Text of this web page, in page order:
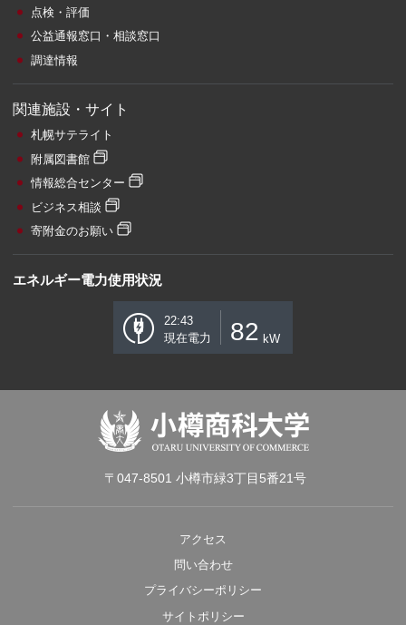
点検・評価
公益通報窓口・相談窓口
調達情報
関連施設・サイト
札幌サテライト
附属図書館
情報総合センター
ビジネス相談
寄附金のお願い
エネルギー電力使用状況
22:43
現在電力
82 kW
〒047-8501 小樽市緑3丁目5番21号
アクセス
問い合わせ
プライバシーポリシー
サイトポリシー